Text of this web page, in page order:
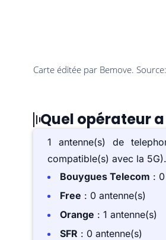
Quel opérateur
1 antenne(s) de
compatible(s) avec la
Bouygues Telecom :
Free : 0 antenne(s)
Orange : 1 antenne(s)
SFR : 0 antenne(s)